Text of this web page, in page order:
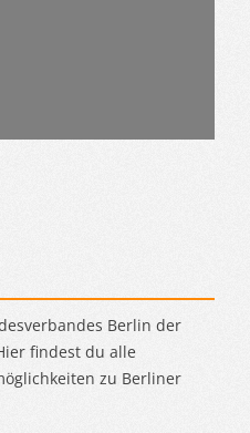
Berlin der
findest du alle
zu Berliner